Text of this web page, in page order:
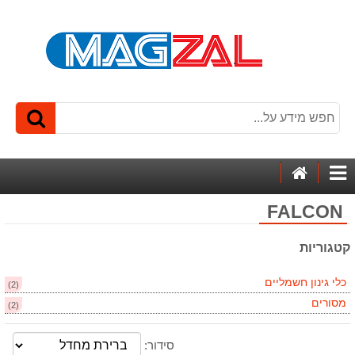
קטגוריותהבית
FALCON
קטגוריות
כלי גינון חשמליים (2)
מסורים (2)
סידור: